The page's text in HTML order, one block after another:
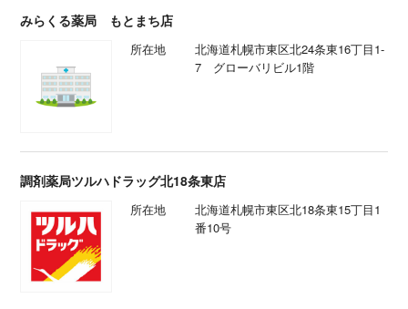
みらくる薬局 もとまち店
所在地
北海道札幌市東区北24条東16丁目1-
7 グローバリビル1階
調剤薬局ツルハドラッグ北18条東店
所在地
北海道札幌市東区北18条東15丁目1
番10号